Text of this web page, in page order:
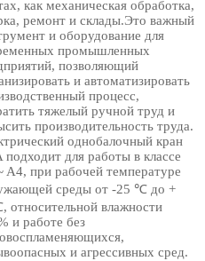
как механическая обработка,
ремонт и склады.Это важный
и оборудование для
промышленных
позволяющий
и автоматизировать
процесс,
тяжелый ручной труд и
производительность труда.
однобалочный кран
подходит для работы в классе
A4, при рабочей температуре
среды от -25 ℃ до +
относительной влажности
и работе без
и агрессивных сред.